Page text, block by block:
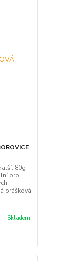
80g
pro
prášková
Skladem